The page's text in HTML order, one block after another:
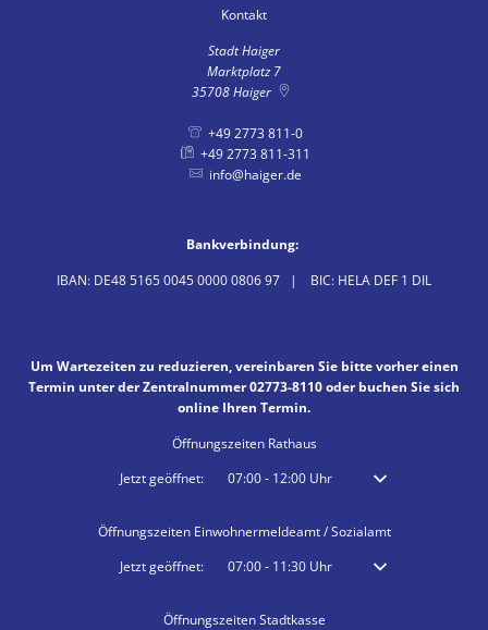
Kontakt
Stadt Haiger
Marktplatz 7
35708 Haiger
+49 2773 811-0
+49 2773 811-311
info@haiger.de
Bankverbindung:
IBAN: DE48 5165 0045 0000 0806 97 | BIC: HELA DEF 1 DIL
Um Wartezeiten zu reduzieren, vereinbaren Sie bitte vorher einen
Termin unter der Zentralnummer 02773-8110 oder buchen Sie sich
online Ihren Termin.
Öffnungszeiten Rathaus
Klicken, um weitere Öffnungs- oder Schließzeiten auszublenden
Jetzt geöffnet: 07:00- 12:00Uhr Von 07:00 bis 12:00
Öffnungszeiten Einwohnermeldeamt / Sozialamt
Klicken, um weitere Öffnungs- oder Schließzeiten auszublenden
Jetzt geöffnet: 07:00- 11:30Uhr Von 07:00 bis 11:30
Öffnungszeiten Stadtkasse